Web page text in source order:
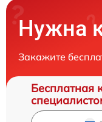
Нужна
Закажите
Бесплатная